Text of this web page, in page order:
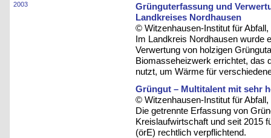
2003
Grünguterfassung und
Landkreises Nordhausen
© Witzenhausen-Institut für
Im Landkreis Nordhausen wurde
Verwertung von holzigen
Biomasseheizwerk errichtet, das
nutzt, um Wärme für
Grüngut – Multitalent mit sehr
© Witzenhausen-Institut für
Die getrennte Erfassung von
Kreislaufwirtschaft und seit 2015
(örE) rechtlich verpflichtend.